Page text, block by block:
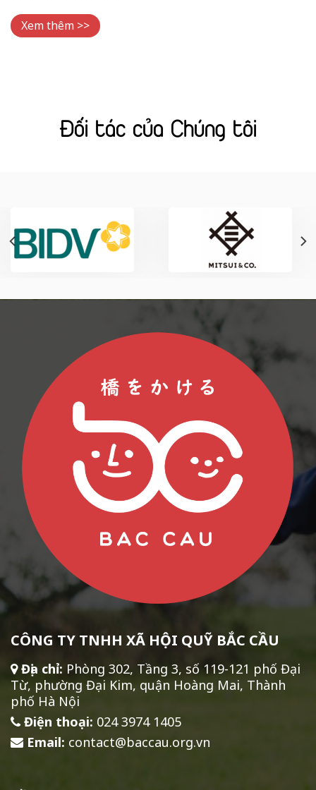
Xem thêm >>
Đối tác của Chúng tôi
CÔNG TY TNHH XÃ HỘI QUỸ BẮC CẦU
Địa chỉ: Phòng 302, Tầng 3, số 119-121 phố Đại
Từ, phường Đại Kim, quận Hoàng Mai, Thành
phố Hà Nội
Điện thoại: 024 3974 1405
Email: contact@baccau.org.vn